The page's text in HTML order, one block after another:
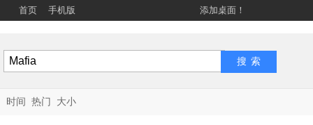
首页 手机版 添加桌面！
时间 热门 大小